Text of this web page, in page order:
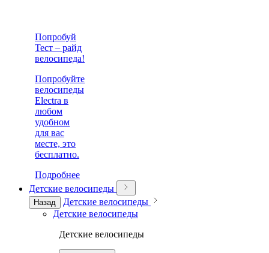
Попробуй
Тест – райд
велосипеда!
Попробуйте
велосипеды
Electra в
любом
удобном
для вас
месте, это
бесплатно.
Подробнее
Детские велосипеды
Назад
Детские велосипеды
Детские велосипеды
Детские велосипеды